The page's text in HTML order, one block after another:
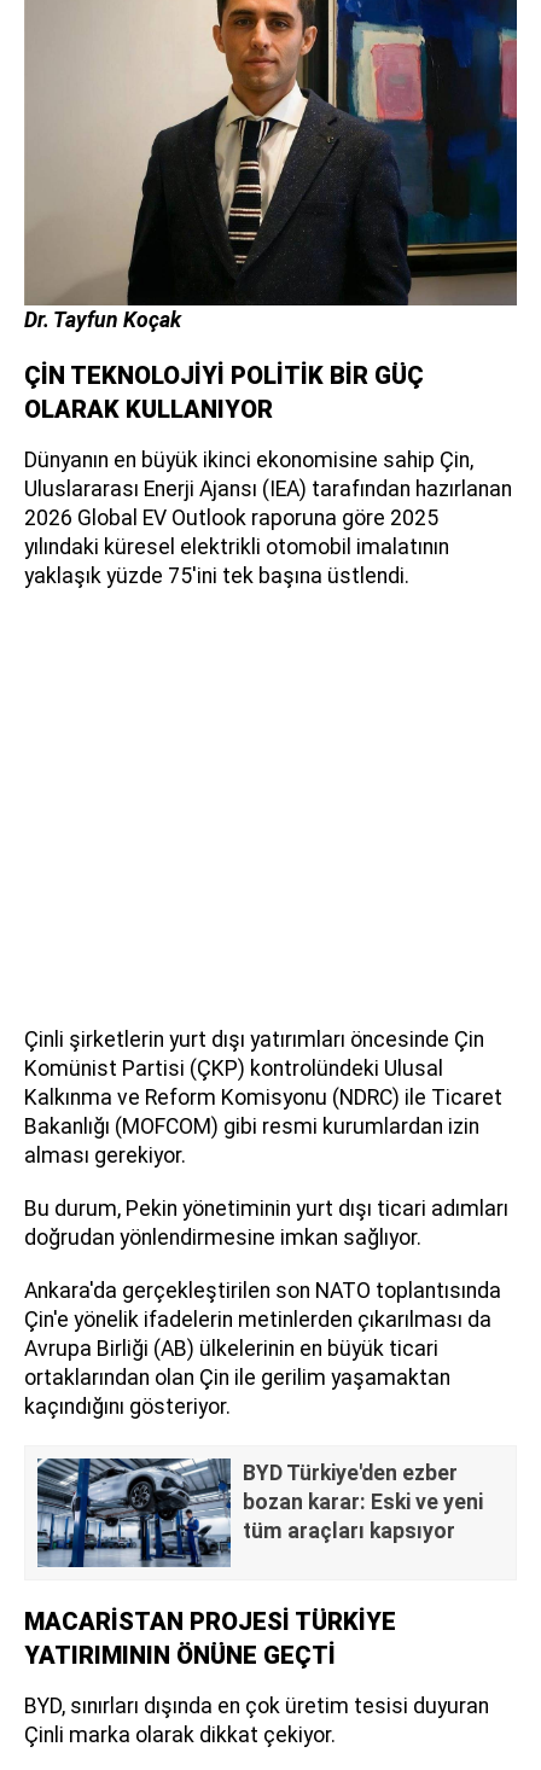
Dr. Tayfun Koçak
ÇİN TEKNOLOJİYİ POLİTİK BİR GÜÇ
OLARAK KULLANIYOR
Dünyanın en büyük ikinci ekonomisine sahip Çin,
Uluslararası Enerji Ajansı (IEA) tarafından hazırlanan
2026 Global EV Outlook raporuna göre 2025
yılındaki küresel elektrikli otomobil imalatının
yaklaşık yüzde 75'ini tek başına üstlendi.
Çinli şirketlerin yurt dışı yatırımları öncesinde Çin
Komünist Partisi (ÇKP) kontrolündeki Ulusal
Kalkınma ve Reform Komisyonu (NDRC) ile Ticaret
Bakanlığı (MOFCOM) gibi resmi kurumlardan izin
alması gerekiyor.
Bu durum, Pekin yönetiminin yurt dışı ticari adımları
doğrudan yönlendirmesine imkan sağlıyor.
Ankara'da gerçekleştirilen son NATO toplantısında
Çin'e yönelik ifadelerin metinlerden çıkarılması da
Avrupa Birliği (AB) ülkelerinin en büyük ticari
ortaklarından olan Çin ile gerilim yaşamaktan
kaçındığını gösteriyor.
BYD Türkiye'den ezber
bozan karar: Eski ve yeni
tüm araçları kapsıyor
MACARİSTAN PROJESİ TÜRKİYE
YATIRIMININ ÖNÜNE GEÇTİ
BYD, sınırları dışında en çok üretim tesisi duyuran
Çinli marka olarak dikkat çekiyor.